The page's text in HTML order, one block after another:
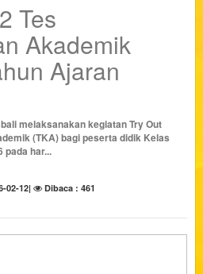
Tes
Akademik
Ajaran
melaksanakan kegiatanTry Out
(TKA)bagi peserta didik Kelas
pada har...
02-12| Dibaca : 461